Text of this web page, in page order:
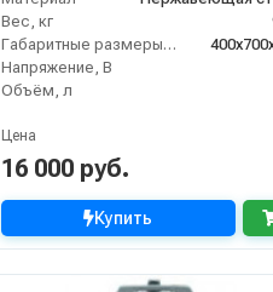
Вес, кг
Габаритные размеры, мм
Напряжение, В
Объём, л
Цена
16 000 руб.
Купить